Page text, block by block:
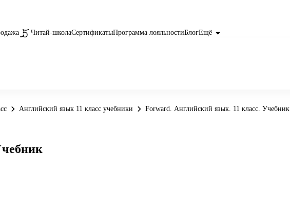
Читай-школаСертификатыПрограмма лояльностиБлогЕщё
Английский язык 11 класс учебники Forward. Английский язык. 11 класс. Учебник